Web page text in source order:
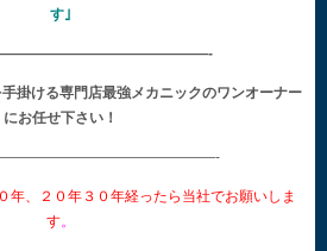
す｣
掛ける専門店最強メカニックのワンオーナー
にお任せ下さい！
年、２０年３０年経ったら当社でお願いしま
す。